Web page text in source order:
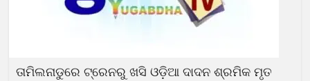
ତାମିଲନାଡୁରେ ଟ୍ରେନରୁ ଖସି ଓଡ଼ିଆ ଦାଦନ ଶ୍ରମିକ ମୃତ